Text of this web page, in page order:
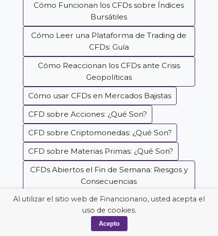
Cómo Funcionan los CFDs sobre Índices
Bursátiles
Cómo Leer una Plataforma de Trading de
CFDs: Guía
Cómo Reaccionan los CFDs ante Crisis
Geopolíticas
Cómo usar CFDs en Mercados Bajistas
CFD sobre Acciones: ¿Qué Son?
CFD sobre Criptomonedas: ¿Qué Son?
CFD sobre Materias Primas: ¿Qué Son?
CFDs Abiertos el Fin de Semana: Riesgos y
Consecuencias
CFDs de Índices: Ventajas, Riesgos y cómo
Operarlos
CFDs Sobre Bonos del Tesoro: ¿Vale la
Al utilizar el sitio web de Financionario, usted acepta el
uso de cookies.
Acepto